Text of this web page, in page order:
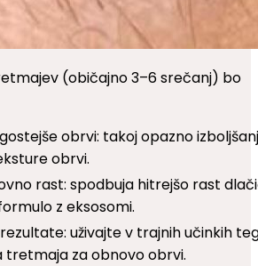
(običajno 3–6 srečanj) bo
obrvi: takoj opazno
obrvi.
rast: spodbuja hitrejšo rast
z eksosomi.
uživajte v trajnih učinkih
tretmaja za obnovo obrvi.